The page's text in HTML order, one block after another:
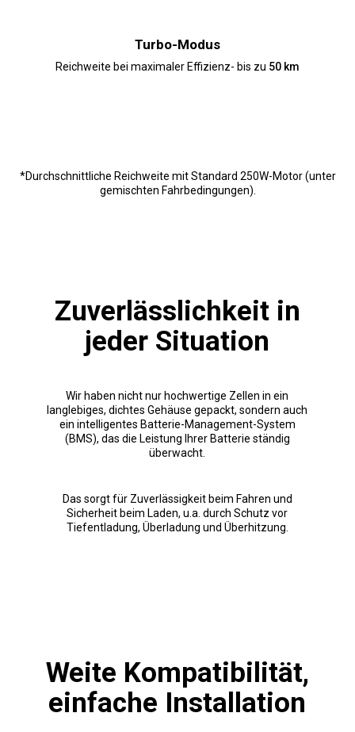
Turbo-Modus
Reichweite bei maximaler Effizienz- bis zu 50 km
*Durchschnittliche Reichweite mit Standard 250W-Motor (unter
gemischten Fahrbedingungen).
Zuverlässlichkeit in
jeder Situation
Wir haben nicht nur hochwertige Zellen in ein
langlebiges, dichtes Gehäuse gepackt, sondern auch
ein intelligentes Batterie-Management-System
(BMS), das die Leistung Ihrer Batterie ständig
überwacht.
Das sorgt für Zuverlässigkeit beim Fahren und
Sicherheit beim Laden, u.a. durch Schutz vor
Tiefentladung, Überladung und Überhitzung.
Weite Kompatibilität,
einfache Installation